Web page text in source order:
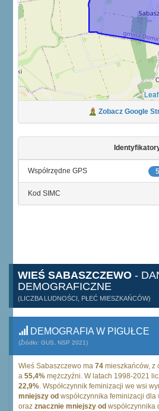
Zobacz Google
Współrzędne GPS
Kod SIMC
WIEŚ SABASZCZEWO -
DEMOGRAFICZNE
(LICZBA LUDNOŚCI, PŁEĆ MIESZKAŃCÓW)
DEMOGRAFIA W PIGUŁCE
(Źródło: GUS, NSP 2021)
Wieś Sabaszczewo ma 74 mieszkańców, z
a 55,4% mężczyźni. W latach 1998-2021
22,9%. Współczynnik feminizacji we wsi
mniejszy od współczynnika feminizacji
oraz znacznie mniejszy od współczynnika